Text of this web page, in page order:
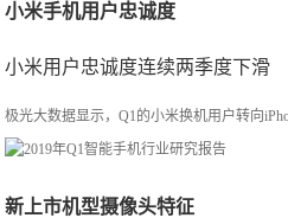
小米手机用户忠诚度
小米用户忠诚度连续两季度下滑
极光大数据显示，Q1的小米换机用户转向
新上市机型摄像头特征